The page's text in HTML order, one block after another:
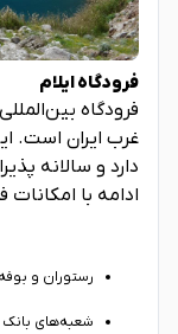
فرودگاه ایلام
فرودگاه
غرب ایران است.
ادامه با امکانات
رستوران و بوفه
شعبه‌های بانک‌